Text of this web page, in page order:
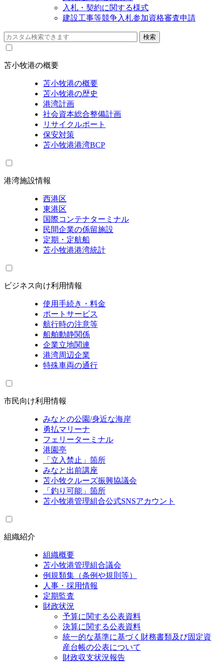
入札・契約に関する様式
建設工事等競争入札参加資格審査申請
苫小牧港の概要
苫小牧港の概要
苫小牧港の歴史
港湾計画
社会資本総合整備計画
リサイクルポート
保安対策
苫小牧港港湾BCP
港湾施設情報
西港区
東港区
国際コンテナターミナル
民間企業の係留施設
定期・定航船
苫小牧港港湾統計
ビジネス向け利用情報
使用手続き・料金
ポートサービス
航行時の注意等
船舶動静関係
企業立地関連
港湾周辺企業
特殊車両の通行
市民向け利用情報
みなとの公園/身近な海岸
勇払マリーナ
フェリーターミナル
港園亭
「立入禁止」箇所
みなと出前講座
苫小牧クルーズ振興協議会
「釣り可能」箇所
苫小牧港管理組合公式SNSアカウント
組織紹介
組織概要
苫小牧港管理組合議会
例規類集（条例や規則等）
人事・採用情報
定期監査
財政状況
予算に関する公表資料
決算に関する公表資料
統一的な基準に基づく財務書類及び固定資
産台帳の公表について
財政収支状況報告